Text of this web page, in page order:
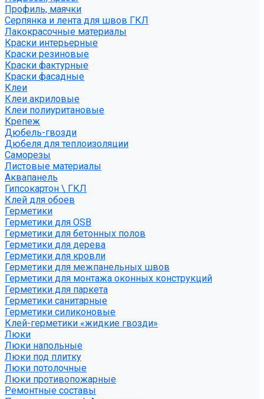
Профиль, маячки
Серпянка и лента для швов ГКЛ
Лакокрасочные материалы
Краски интерьерные
Краски резиновые
Краски фактурные
Краски фасадные
Клеи
Клеи акриловые
Клеи полиуритановые
Крепеж
Дюбель-гвозди
Дюбеля для теплоизоляции
Саморезы
Листовые материалы
Аквапанель
Гипсокартон \ ГКЛ
Клей для обоев
Герметики
Герметики для OSB
Герметики для бетонных полов
Герметики для дерева
Герметики для кровли
Герметики для межпанельных швов
Герметики для монтажа оконных конструкций
Герметики для паркета
Герметики санитарные
Герметики силиконовые
Клей-герметики «жидкие гвозди»
Люки
Люки напольные
Люки под плитку
Люки потолочные
Люки противопожарные
Ремонтные составы